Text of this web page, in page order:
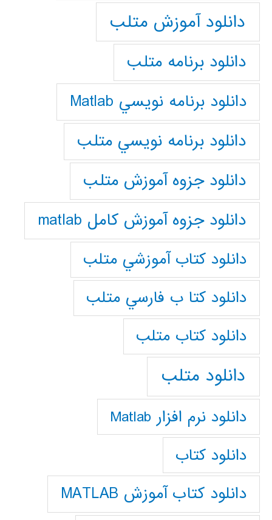
دانلود آموزش متلب
دانلود برنامه متلب
دانلود برنامه نويسي Matlab
دانلود برنامه نويسي متلب
دانلود جزوه آموزش متلب
دانلود جزوه آموزش کامل matlab
دانلود كتاب آموزشي متلب
دانلود كتا ب فارسي متلب
دانلود كتاب متلب
دانلود متلب
دانلود نرم افزار Matlab
دانلود کتاب
دانلود کتاب آموزش MATLAB